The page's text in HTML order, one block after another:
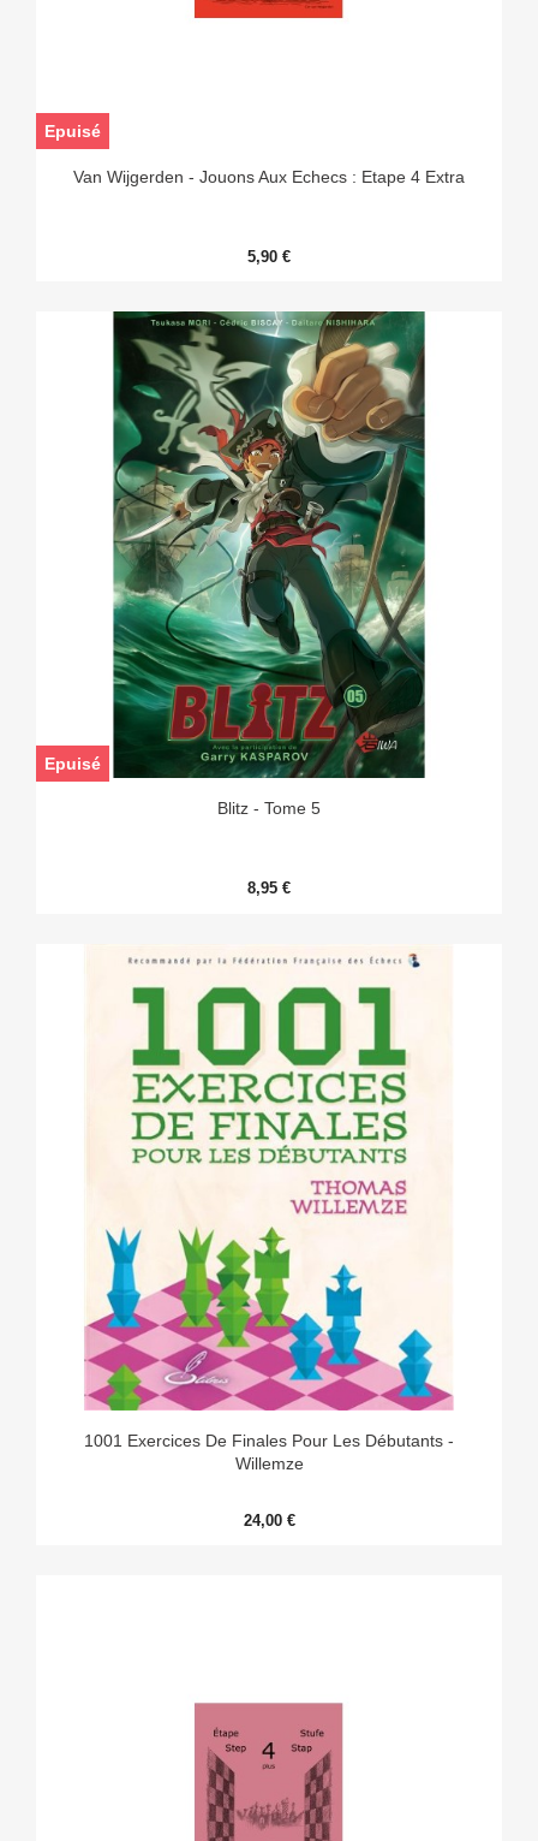
Van Wijgerden - Jouons Aux Echecs : Etape 4 Extra
5,90 €
Epuisé
Blitz - Tome 5
8,95 €
Epuisé
1001 Exercices De Finales Pour Les Débutants -
Willemze
24,00 €